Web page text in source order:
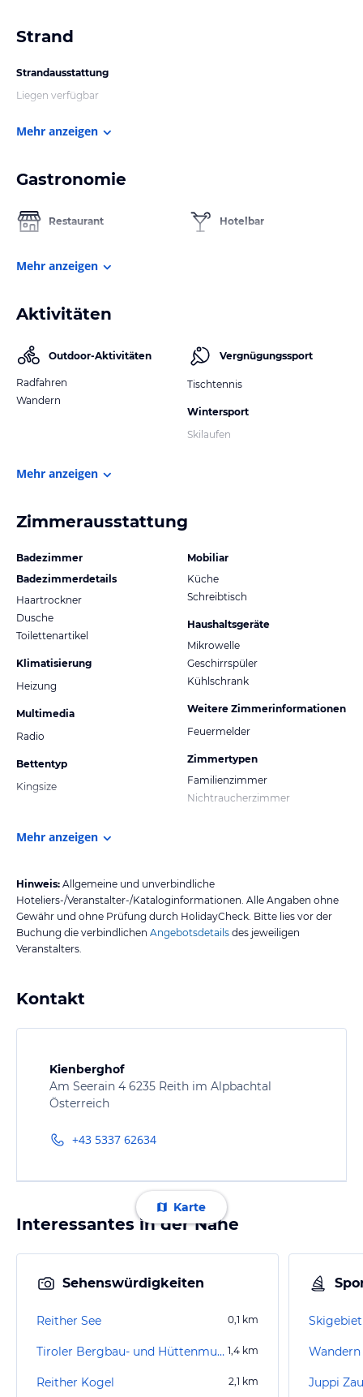
Strand
Strandausstattung
Liegen verfügbar
Mehr anzeigen
Gastronomie
Restaurant Hotelbar
Mehr anzeigen
Aktivitäten
Outdoor-Aktivitäten
Radfahren
Wandern
Vergnügungssport
Tischtennis
Wintersport
Skilaufen
Mehr anzeigen
Zimmerausstattung
Badezimmer
Badezimmerdetails
Haartrockner
Dusche
Toilettenartikel
Klimatisierung
Heizung
Multimedia
Radio
Bettentyp
Kingsize
Mobiliar
Küche
Schreibtisch
Haushaltsgeräte
Mikrowelle
Geschirrspüler
Kühlschrank
Weitere Zimmerinformationen
Feuermelder
Zimmertypen
Familienzimmer
Nichtraucherzimmer
Mehr anzeigen
Hinweis: Allgemeine und unverbindliche
Hoteliers-/Veranstalter-/Kataloginformationen. Alle Angaben ohne
Gewähr und ohne Prüfung durch HolidayCheck. Bitte lies vor der
Buchung die verbindlichen Angebotsdetails des jeweiligen
Veranstalters.
Kontakt
Kienberghof
Am Seerain 4 6235 Reith im Alpbachtal
Österreich
+43 5337 62634
Karte
Interessantes in der Nähe
Sehenswürdigkeiten
Reither See 0,1 km
Tiroler Bergbau- und Hüttenmuseum 1,4 km
Reither Kogel 2,1 km Juppi